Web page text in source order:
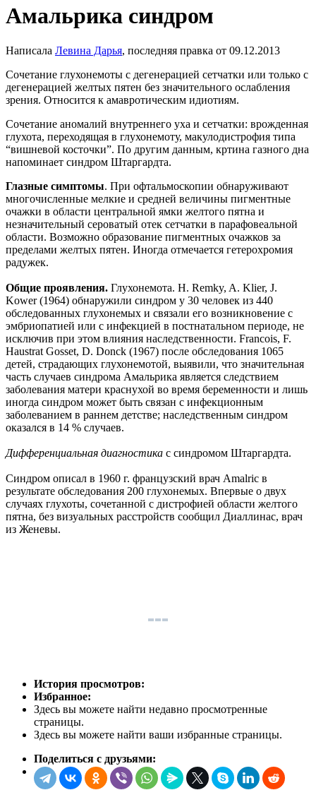
Амальрика синдром
Написала Левина Дарья, последняя правка от 09.12.2013
Сочетание глухонемоты с дегенерацией сетчатки или только с
дегенерацией желтых пятен без значительного ослабления
зрения. Относится к амавротическим идиотиям.
Сочетание аномалий внутреннего уха и сетчатки: врожденная
глухота, переходящая в глухонемоту, макулодистрофия типа
“вишневой косточки”. По другим данным, кртина газного дна
напоминает синдром Штаргардта.
Глазные симптомы. При офтальмоскопии обнаруживают
многочисленные мелкие и средней величины пигментные
очажки в области центральной ямки желтого пятна и
незначительный сероватый отек сетчатки в парафовеальной
области. Возможно образование пигментных очажков за
пределами желтых пятен. Иногда отмечается гетерохромия
радужек.
Общие проявления. Глухонемота. Н. Remky, A. Klier, J.
Kower (1964) обнаружили синдром у 30 человек из 440
обследованных глухонемых и связали его возникновение с
эмбриопатией или с инфекцией в постнатальном периоде, не
исключив при этом влияния наследственности. Francois, F.
Haustrat Gosset, D. Donck (1967) после обследования 1065
детей, страдающих глухонемотой, выявили, что значительная
часть случаев синдрома Амальрика является следствием
заболевания матери краснухой во время беременности и лишь
иногда синдром может быть связан с инфекционным
заболеванием в раннем детстве; наследственным синдром
оказался в 14 % случаев.
Дифференциальная диагностика с синдромом Штаргардта.
Синдром описал в 1960 г. французский врач Amalric в
результате обследования 200 глухонемых. Впервые о двух
случаях глухоты, сочетанной с дистрофией области желтого
пятна, без визуальных расстройств сообщил Диаллинас, врач
из Женевы.
История просмотров:
Избранное:
Здесь вы можете найти недавно просмотренные
страницы.
Здесь вы можете найти ваши избранные страницы.
Поделиться с друзьями: